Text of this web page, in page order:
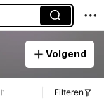
Volgend
Filteren